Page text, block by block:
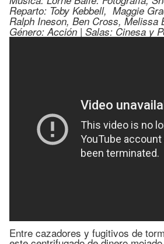
Reparto: Toby Kebbell, Maggie
Ralph Ineson, Ben Cross, Melissa
Género: Acción | Salas: Cinesa y
Entre cazadores y fugitivos de